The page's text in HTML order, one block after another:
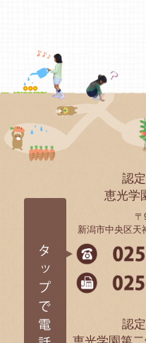
認
恵光学
〒
新潟市中央区天
認